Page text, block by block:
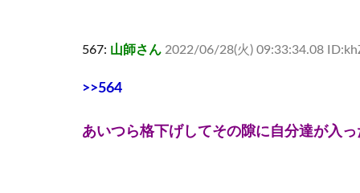
567: 山師さん 2022/06/28(火) 09:33:34.08
>>564
あいつら格下げしてその隙に自分達が入っ